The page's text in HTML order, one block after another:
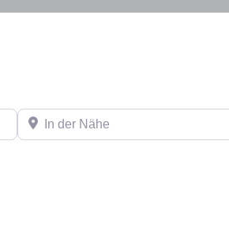
In der Nähe